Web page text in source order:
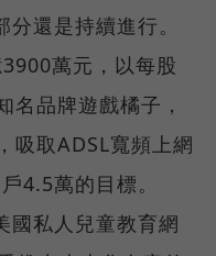
還是持續進行。
萬元，以每股
名品牌遊戲橘子，
吸取ADSL寬頻上網
4.5萬的目標。
國私人兒童教育網